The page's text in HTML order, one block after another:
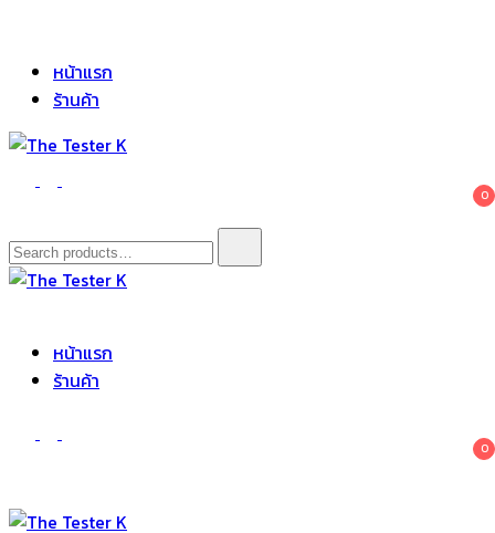
หน้าแรก
ร้านค้า
The Tester K
Korean cosmetics 0
Search
for:
หน้าแรก
ร้านค้า
0